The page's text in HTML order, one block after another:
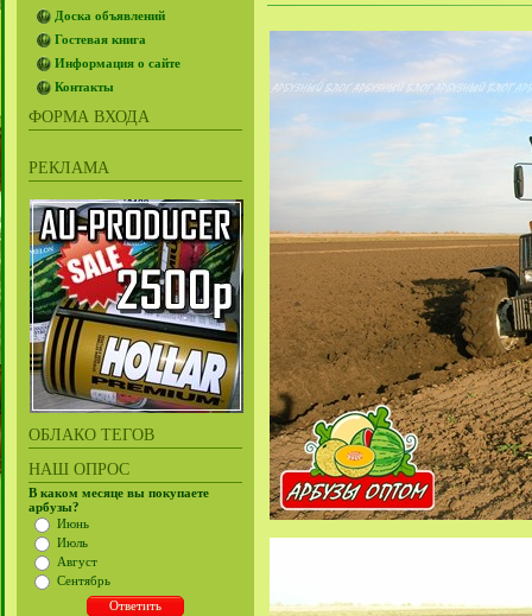
Доска объявлений
Гостевая книга
Информация о сайте
Контакты
ФОРМА ВХОДА
РЕКЛАМА
ОБЛАКО ТЕГОВ
НАШ ОПРОС
В каком месяце вы покупаете
арбузы?
Июнь
Июль
Август
Сентябрь